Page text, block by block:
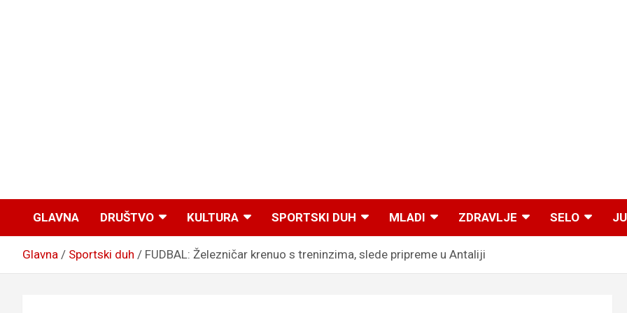
GLAVNA DRUŠTVO KULTURA SPORTSKI DUH MLADI ZDRAVLJE SELO
Glavna Sportski duh FUDBAL: Železničar krenuo s treninzima, slede pripreme u Antaliji